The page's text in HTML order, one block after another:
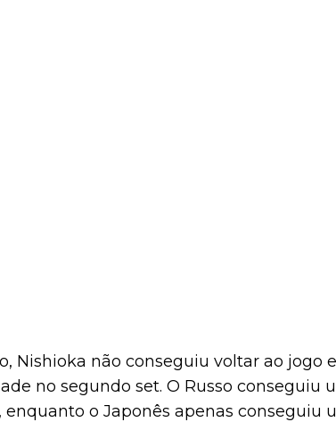
Nishioka não conseguiu voltar ao jogo
no segundo set. O Russo conseguiu
enquanto o Japonês apenas conseguiu